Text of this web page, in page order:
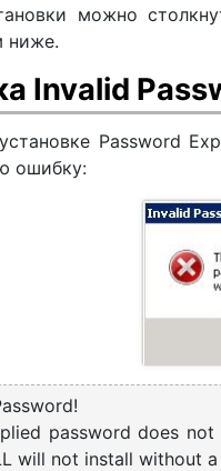
можно
ниже.
Invalid
Password
ошибку:
password does
will not install without